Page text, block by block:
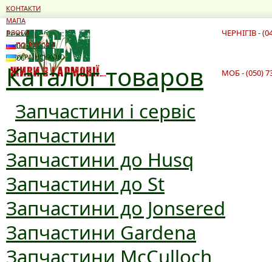
Режим роботи:
10:00 - 19:00
10:00 - 16:00
ЧЕРНІГІВ -
Каталог товаров
Запчастини і сервіс
Запчастини
Запчастини до Husq
Запчастини до St
Запчастини до Jonsered
Запчастини Gardena
Запчастини McCulloch
МОБ - (050)
КОНТАКТИ
МАПА
БЛОГИ
ПО-РУССКИ
УКРАЇНСЬКОЮ